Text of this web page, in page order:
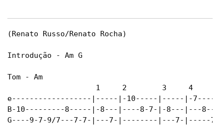
(Renato Russo/Renato Rocha)
Introdução - Am G
Tom - Am
                    1     2        3     4
e------------------|-----|-10-----|-----|-
B-10---------8-----|-8---|----8-7-|-8---|---
G----9-7-9/7---7-7-|---7-|--------|---7-|-----